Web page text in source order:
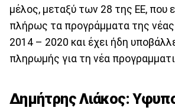
μέλος, μεταξύ των 28 της ΕΕ, που
πλήρως τα προγράμματα της
2014 – 2020 και έχει ήδη
πληρωμής για τη νέα
Δημήτρης Λιάκος: